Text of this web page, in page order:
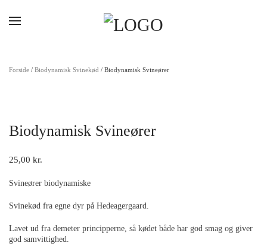
Forside / Biodynamisk Svinekød / Biodynamisk Svineører
Biodynamisk Svineører
25,00 kr.
Svineører biodynamiske
Svinekød fra egne dyr på Hedeagergaard.
Lavet ud fra demeter principperne, så kødet både har god smag og giver
god samvittighed.